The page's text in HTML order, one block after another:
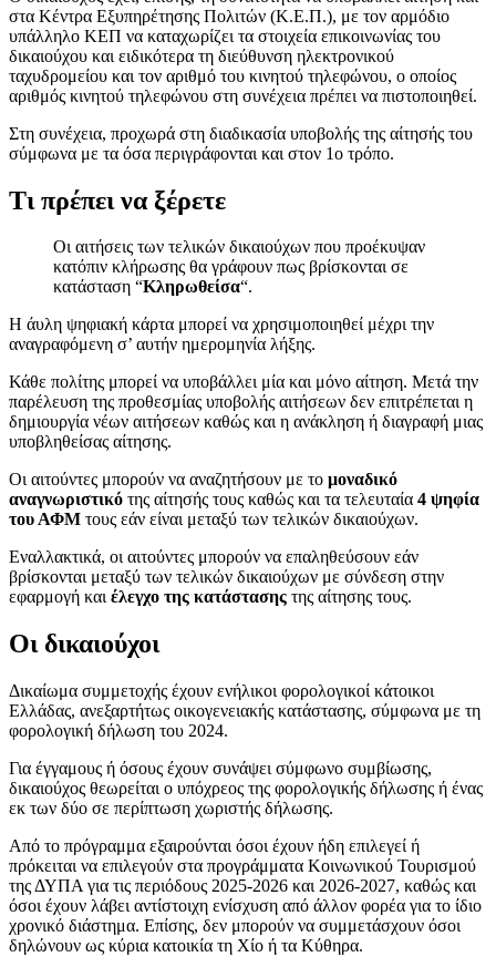
στα Κέντρα Εξυπηρέτησης Πολιτών (Κ.Ε.Π.), με τον αρμόδιο
υπάλληλο ΚΕΠ να καταχωρίζει τα στοιχεία επικοινωνίας του
δικαιούχου και ειδικότερα τη διεύθυνση ηλεκτρονικού
ταχυδρομείου και τον αριθμό του κινητού τηλεφώνου, ο οποίος
αριθμός κινητού τηλεφώνου στη συνέχεια πρέπει να πιστοποιηθεί.
Στη συνέχεια, προχωρά στη διαδικασία υποβολής της αίτησής του
σύμφωνα με τα όσα περιγράφονται και στον 1ο τρόπο.
Τι πρέπει να ξέρετε
Οι αιτήσεις των τελικών δικαιούχων που προέκυψαν
κατόπιν κλήρωσης θα γράφουν πως βρίσκονται σε
κατάσταση “Κληρωθείσα“.
Η άυλη ψηφιακή κάρτα μπορεί να χρησιμοποιηθεί μέχρι την
αναγραφόμενη σ’ αυτήν ημερομηνία λήξης.
Κάθε πολίτης μπορεί να υποβάλλει μία και μόνο αίτηση. Μετά την
παρέλευση της προθεσμίας υποβολής αιτήσεων δεν επιτρέπεται η
δημιουργία νέων αιτήσεων καθώς και η ανάκληση ή διαγραφή μιας
υποβληθείσας αίτησης.
Οι αιτούντες μπορούν να αναζητήσουν με το μοναδικό
αναγνωριστικό της αίτησής τους καθώς και τα τελευταία 4 ψηφία
του ΑΦΜ τους εάν είναι μεταξύ των τελικών δικαιούχων.
Εναλλακτικά, οι αιτούντες μπορούν να επαληθεύσουν εάν
βρίσκονται μεταξύ των τελικών δικαιούχων με σύνδεση στην
εφαρμογή καιέλεγχο της κατάστασης της αίτησης τους.
Οι δικαιούχοι
Δικαίωμα συμμετοχής έχουν ενήλικοι φορολογικοί κάτοικοι
Ελλάδας, ανεξαρτήτως οικογενειακής κατάστασης, σύμφωνα με τη
φορολογική δήλωση του 2024.
Για έγγαμους ή όσους έχουν συνάψει σύμφωνο συμβίωσης,
δικαιούχος θεωρείται ο υπόχρεος της φορολογικής δήλωσης ή ένας
εκ των δύο σε περίπτωση χωριστής δήλωσης.
Από το πρόγραμμα εξαιρούνται όσοι έχουν ήδη επιλεγεί ή
πρόκειται να επιλεγούν στα προγράμματα Κοινωνικού Τουρισμού
της ΔΥΠΑ για τις περιόδους 2025-2026 και 2026-2027, καθώς και
όσοι έχουν λάβει αντίστοιχη ενίσχυση από άλλον φορέα για το ίδιο
χρονικό διάστημα. Επίσης, δεν μπορούν να συμμετάσχουν όσοι
δηλώνουν ως κύρια κατοικία τη Χίο ή τα Κύθηρα.